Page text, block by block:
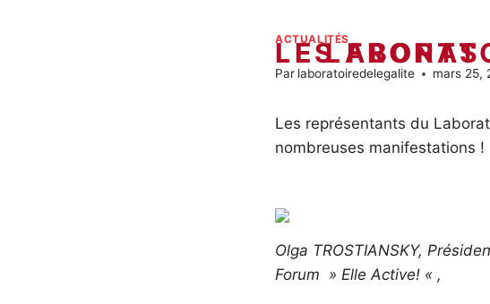
ACTUALITÉS
LE LABORATOIRE PRESENT SUR TOUS LES FRONTS
Par laboratoiredelegalite mars 25,
Les représentants du
nombreuses manifestations !
Olga TROSTIANSKY,
Forum » Elle Active! « ,